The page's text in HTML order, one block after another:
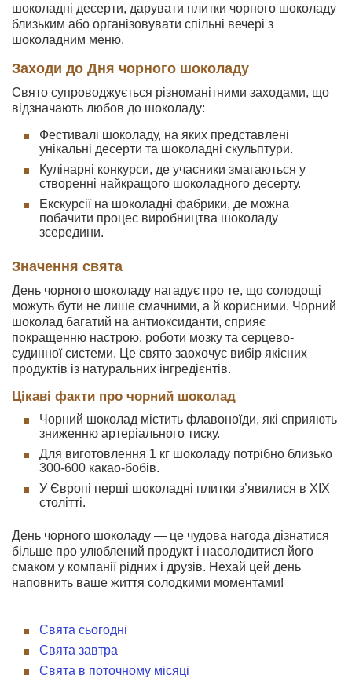
шоколадні десерти, дарувати плитки чорного шоколаду
близьким або організовувати спільні вечері з
шоколадним меню.
Заходи до Дня чорного шоколаду
Свято супроводжується різноманітними заходами, що
відзначають любов до шоколаду:
Фестивалі шоколаду, на яких представлені
унікальні десерти та шоколадні скульптури.
Кулінарні конкурси, де учасники змагаються у
створенні найкращого шоколадного десерту.
Екскурсії на шоколадні фабрики, де можна
побачити процес виробництва шоколаду
зсередини.
Значення свята
День чорного шоколаду нагадує про те, що солодощі
можуть бути не лише смачними, а й корисними. Чорний
шоколад багатий на антиоксиданти, сприяє
покращенню настрою, роботи мозку та серцево-
судинної системи. Це свято заохочує вибір якісних
продуктів із натуральних інгредієнтів.
Цікаві факти про чорний шоколад
Чорний шоколад містить флавоноїди, які сприяють
зниженню артеріального тиску.
Для виготовлення 1 кг шоколаду потрібно близько
300-600 какао-бобів.
У Європі перші шоколадні плитки з’явилися в XIX
столітті.
День чорного шоколаду — це чудова нагода дізнатися
більше про улюблений продукт і насолодитися його
смаком у компанії рідних і друзів. Нехай цей день
наповнить ваше життя солодкими моментами!
Свята сьогодні
Свята завтра
Свята в поточному місяці